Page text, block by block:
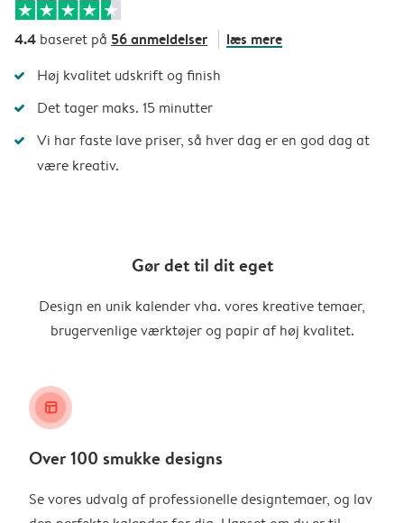
4.4 baseret på 56 anmeldelser læs mere
Høj kvalitet udskrift og finish
Det tager maks. 15 minutter
Vi har faste lave priser, så hver dag er en god dag at
være kreativ.
Gør det til dit eget
Design en unik kalender vha. vores kreative temaer,
brugervenlige værktøjer og papir af høj kvalitet.
layout_alt
Over 100 smukke designs
Se vores udvalg af professionelle designtemaer, og lav